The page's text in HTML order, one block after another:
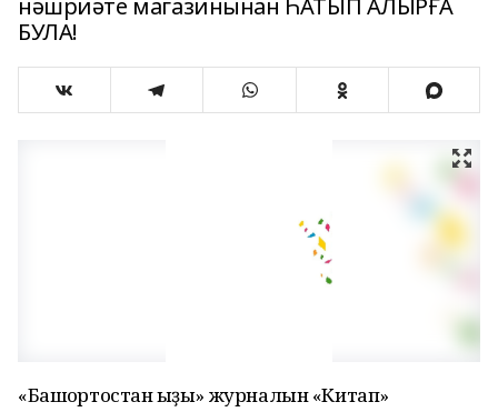
нәшриәте магазинынан ҺАТЫП АЛЫРҒА
БУЛА!
«Башҡортостан ҡыҙы» журналын «Китап»